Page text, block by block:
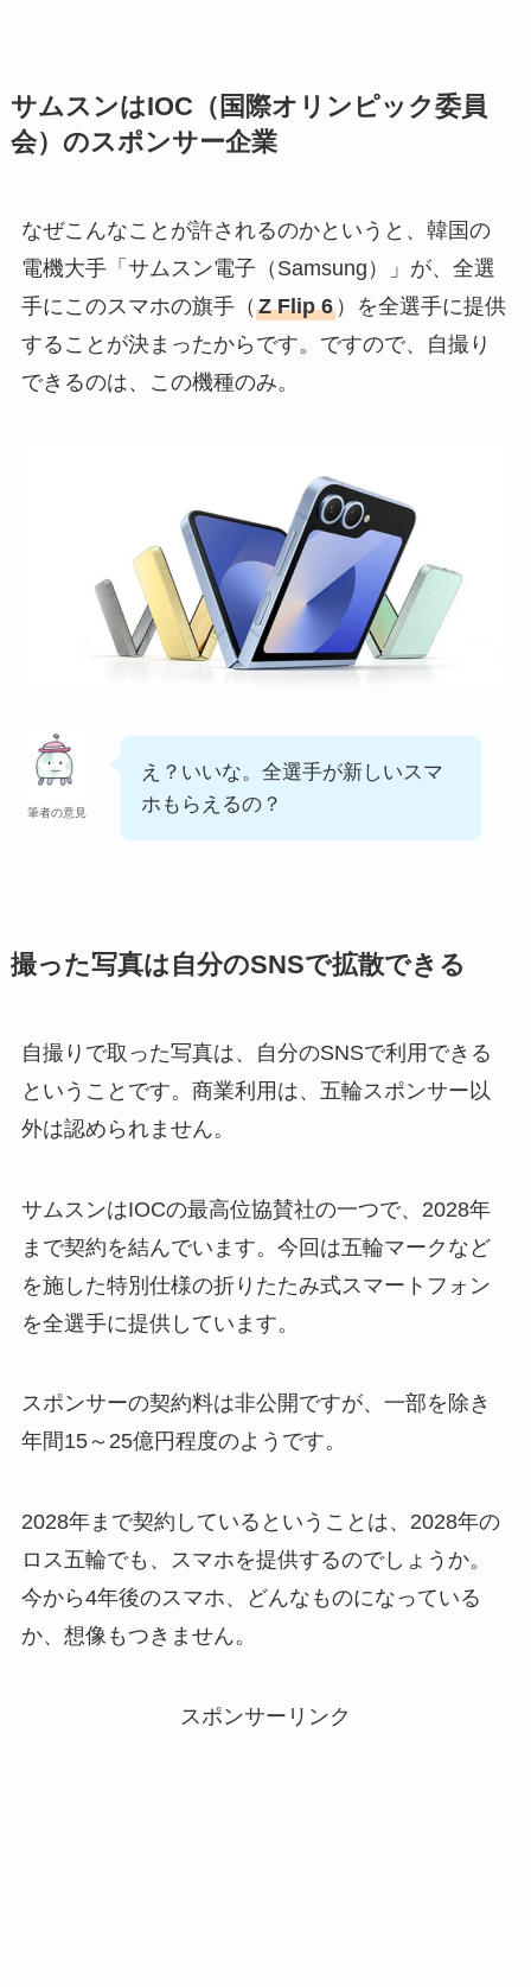
サムスンはIOC（国際オリンピック委員
会）のスポンサー企業
なぜこんなことが許されるのかというと、韓国の
電機大手「サムスン電子（Samsung）」が、全選
手にこのスマホの旗手（ Z Flip 6）を全選手に提供
することが決まったからです。ですので、自撮り
できるのは、この機種のみ。
筆者の意見
え？いいな。全選手が新しいスマ
ホもらえるの？
撮った写真は自分のSNSで拡散できる
自撮りで取った写真は、自分のSNSで利用できる
ということです。商業利用は、五輪スポンサー以
外は認められません。
サムスンはIOCの最高位協賛社の一つで、2028年
まで契約を結んでいます。今回は五輪マークなど
を施した特別仕様の折りたたみ式スマートフォン
を全選手に提供しています。
スポンサーの契約料は非公開ですが、一部を除き
年間15～25億円程度のようです。
2028年まで契約しているということは、2028年の
ロス五輪でも、スマホを提供するのでしょうか。
今から4年後のスマホ、どんなものになっている
か、想像もつきません。
スポンサーリンク